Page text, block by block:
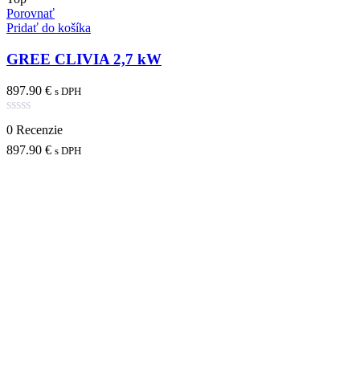
Porovnať
Pridať do košíka
GREE CLIVIA 2,7 kW
897.90 € s DPH
Hodnotenie
0
z
0 Recenzie
897.90 € s DPH